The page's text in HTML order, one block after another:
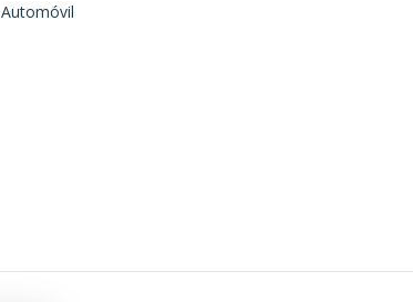
Automóvil